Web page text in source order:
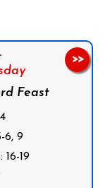
Feast
6, 9
19
>>